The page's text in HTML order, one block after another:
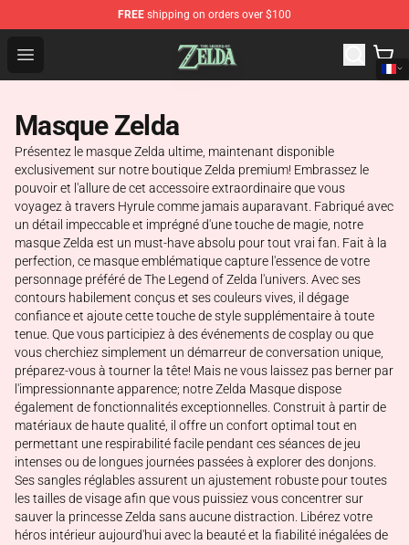
FREE shipping on orders over $100
Open menu
The Legend of Zelda Store - Official The Legend of
Masque Zelda
Présentez le masque Zelda ultime, maintenant disponible
exclusivement sur notre boutique Zelda premium! Embrassez le
pouvoir et l'allure de cet accessoire extraordinaire que vous
voyagez à travers Hyrule comme jamais auparavant. Fabriqué avec
un détail impeccable et imprégné d'une touche de magie, notre
masque Zelda est un must-have absolu pour tout vrai fan. Fait à la
perfection, ce masque emblématique capture l'essence de votre
personnage préféré de The Legend of Zelda l'univers. Avec ses
contours habilement conçus et ses couleurs vives, il dégage
confiance et ajoute cette touche de style supplémentaire à toute
tenue. Que vous participiez à des événements de cosplay ou que
vous cherchiez simplement un démarreur de conversation unique,
préparez-vous à tourner la tête! Mais ne vous laissez pas berner par
l'impressionnante apparence; notre Zelda Masque dispose
également de fonctionnalités exceptionnelles. Construit à partir de
matériaux de haute qualité, il offre un confort optimal tout en
permettant une respirabilité facile pendant ces séances de jeu
intenses ou de longues journées passées à explorer des donjons.
Ses sangles réglables assurent un ajustement robuste pour toutes
les tailles de visage afin que vous puissiez vous concentrer sur
sauver la princesse Zelda sans aucune distraction. Libérez votre
héros intérieur aujourd'hui avec la beauté et la fiabilité inégalées de